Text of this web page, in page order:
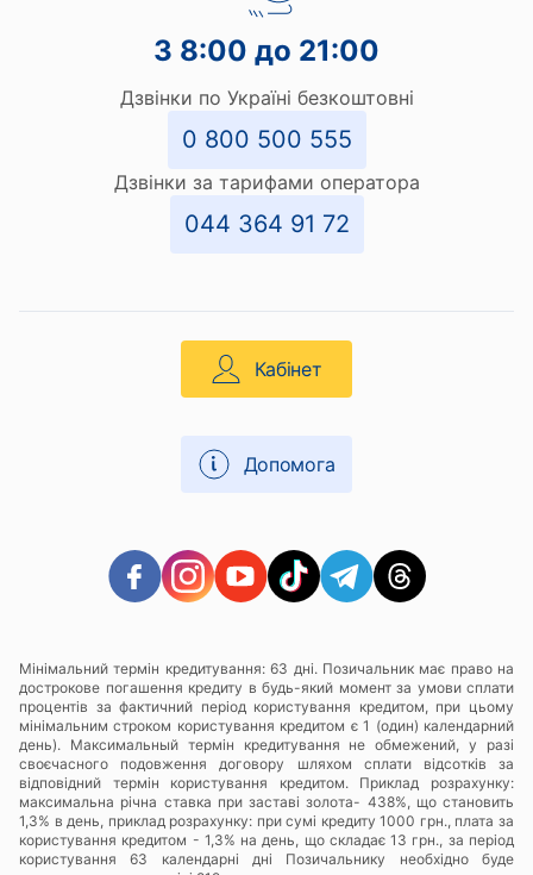
З 8:00 до 21:00
Дзвінки по Україні безкоштовні
0 800 500 555
Дзвінки за тарифами оператора
044 364 91 72
Кабінет
Допомога
Мінімальний термін кредитування: 63 дні. Позичальник має право на
дострокове погашення кредиту в будь-який момент за умови сплати
процентів за фактичний період користування кредитом, при цьому
мінімальним строком користування кредитом є 1 (один) календарний
день). Максимальный термін кредитування не обмежений, у разі
своєчасного подовження договору шляхом сплати відсотків за
відповідний термін користування кредитом. Приклад розрахунку:
максимальна річна ставка при заставі золота- 438%, що становить
1,3% в день, приклад розрахунку: при сумі кредиту 1000 грн., плата за
користування кредитом - 1,3% на день, що складає 13 грн., за період
користування 63 календарні дні Позичальнику необхідно буде